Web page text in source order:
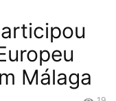
Málaga